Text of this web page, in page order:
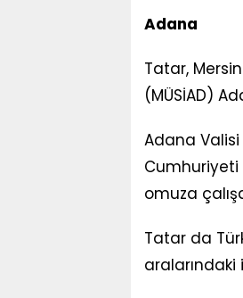
Adana
Tatar,
(MÜSİAD)
Adana Valisi
Cumhuriyeti
omuza
Tatar da